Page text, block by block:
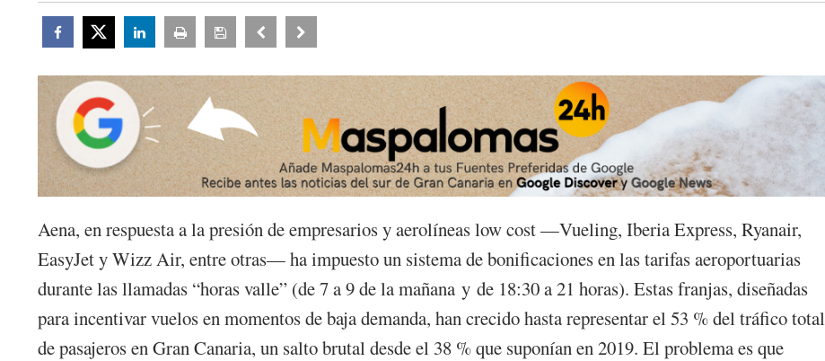
Aena, en respuesta a la presión de empresarios y aerolíneas low cost —Vueling, Iberia Express, Ryanair,
EasyJet y Wizz Air, entre otras— ha impuesto un sistema de bonificaciones en las tarifas aeroportuarias
durante las llamadas “horas valle” (de 7 a 9 de la mañana y de 18:30 a 21 horas). Estas franjas, diseñadas
para incentivar vuelos en momentos de baja demanda, han crecido hasta representar el 53 % del tráfico total
de pasajeros en Gran Canaria, un salto brutal desde el 38 % que suponían en 2019. El problema es que